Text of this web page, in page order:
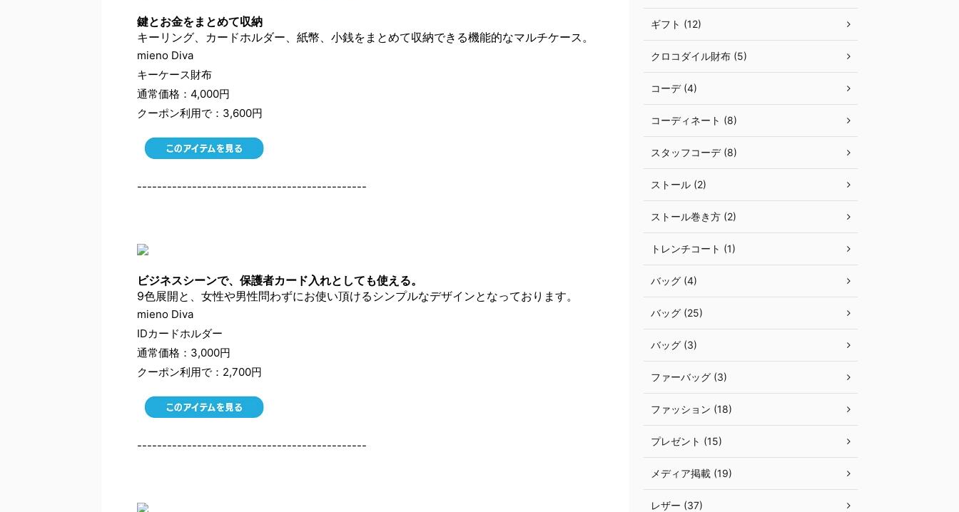
鍵とお金をまとめて収納
キーリング、カードホルダー、紙幣、小銭をまとめて収納できる機能的なマルチケース。
mieno Diva
キーケース財布
通常価格：4,000円
クーポン利用で：3,600円
----------------------------------------------
ビジネスシーンで、保護者カード入れとしても使える。
9色展開と、女性や男性問わずにお使い頂けるシンプルなデザインとなっております。
mieno Diva
IDカードホルダー
通常価格：3,000円
クーポン利用で：2,700円
----------------------------------------------
ギフト (12)
クロコダイル財布 (5)
コーデ (4)
コーディネート (8)
スタッフコーデ (8)
ストール (2)
ストール巻き方 (2)
トレンチコート (1)
バッグ (4)
バッグ (25)
バッグ (3)
ファーバッグ (3)
ファッション (18)
プレゼント (15)
メディア掲載 (19)
レザー (37)